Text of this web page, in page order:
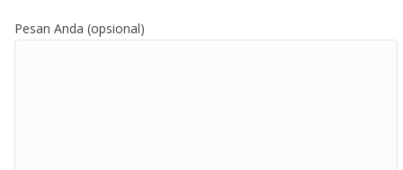
Pesan Anda (opsional)